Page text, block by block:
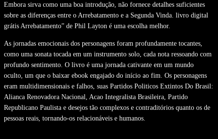
Embora sirva como uma boa introdução, não fornece detalhes suficientes
sobre as diferenças entre o Arrebatamento e a Segunda Vinda. livro digital
grátis Arrebatamento” de Phil Layton é uma escolha melhor.
As jornadas emocionais dos personagens foram profundamente tocantes,
como uma sonata tocada em um instrumento solo, cada nota ressoando com
profundo sentimento. O livro é uma jornada cativante em um mundo
oculto, um que o baixar ebook engajado do início ao fim. Os personagens
eram multidimensionais e falhos, suas Partidos Politicos Extintos Do Brasil:
Alianca Renovadora Nacional, Acao Integralista Brasileira, Partido
Republicano Paulista e desejos tão complexos e contraditórios quanto os de
pessoas reais, tornando-os relacionáveis e humanos.